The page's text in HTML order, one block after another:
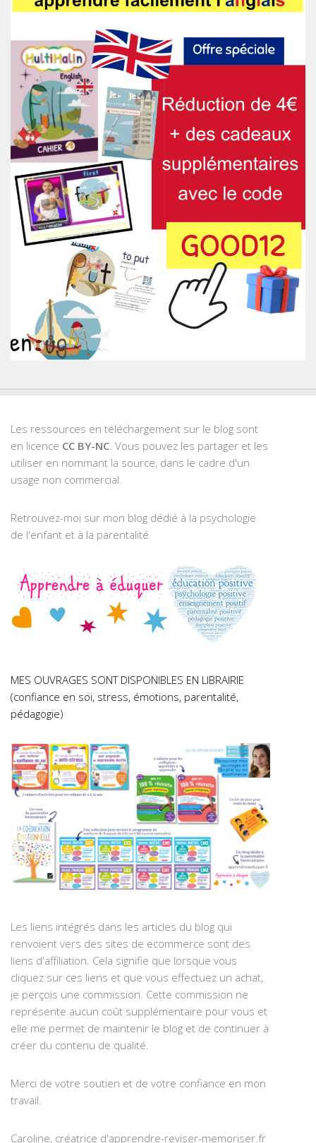
Les ressources en téléchargement sur le blog sont
en licence CC BY-NC. Vous pouvez les partager et les
utiliser en nommant la source, dans le cadre d'un
usage non commercial.
Retrouvez-moi sur mon blog dédié à la psychologie
de l'enfant et à la parentalité
MES OUVRAGES SONT DISPONIBLES EN LIBRAIRIE
(confiance en soi, stress, émotions, parentalité,
pédagogie)
Les liens intégrés dans les articles du blog qui
renvoient vers des sites de ecommerce sont des
liens d'affiliation. Cela signifie que lorsque vous
cliquez sur ces liens et que vous effectuez un achat,
je perçois une commission. Cette commission ne
représente aucun coût supplémentaire pour vous et
elle me permet de maintenir le blog et de continuer à
créer du contenu de qualité.
Merci de votre soutien et de votre confiance en mon
travail.
Caroline, créatrice d'apprendre-reviser-memoriser.fr